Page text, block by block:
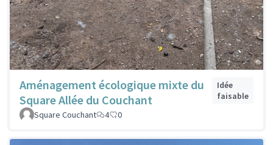
Aménagement écologique mixte du
Square Allée du Couchant
Idée
faisable
Square Couchant
4 0